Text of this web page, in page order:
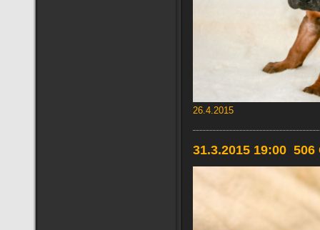
26.4.2015
31.3.2015 19:00 506